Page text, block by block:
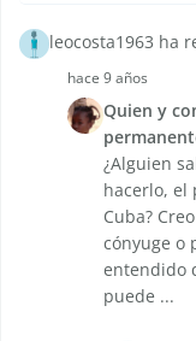
leocosta1963 ha
hace 9 años
Quien y
¿Alguien
hacerlo, el
Cuba?
cónyuge o
entendido
puede ...